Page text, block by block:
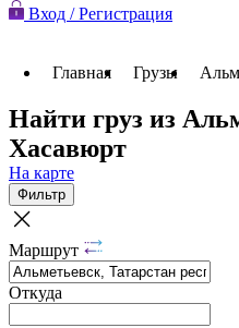
Вход / Регистрация
Главная Грузы
Найти груз из
Хасавюрт
На карте
Фильтр
Маршрут
Откуда